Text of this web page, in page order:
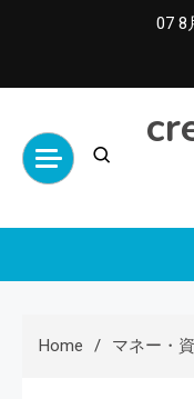
07 8
Home マネー・